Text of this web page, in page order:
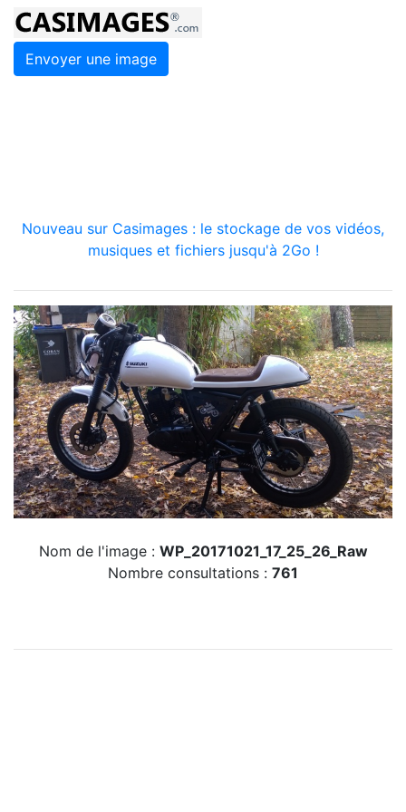
Envoyer une image
Nouveau sur Casimages : le stockage de vos vidéos,
musiques et fichiers jusqu'à 2Go !
Nom de l'image : WP_20171021_17_25_26_Raw
Nombre consultations : 761